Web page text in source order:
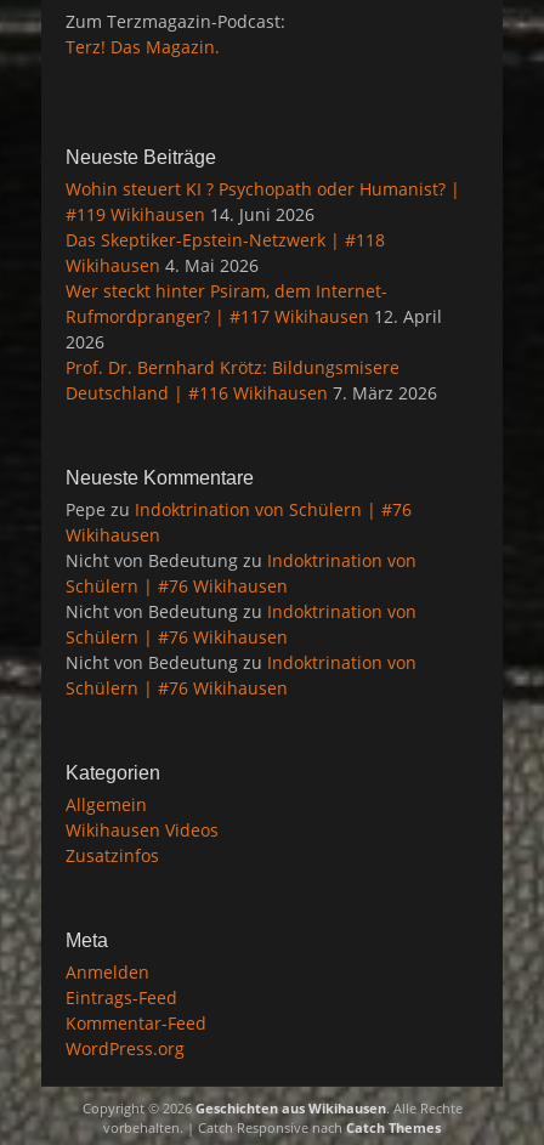
Zum Terzmagazin-Podcast:
Terz! Das Magazin.
Neueste Beiträge
Wohin steuert KI ? Psychopath oder Humanist? |
#119 Wikihausen 14. Juni 2026
Das Skeptiker-Epstein-Netzwerk | #118
Wikihausen 4. Mai 2026
Wer steckt hinter Psiram, dem Internet-
Rufmordpranger? | #117 Wikihausen 12. April
2026
Prof. Dr. Bernhard Krötz: Bildungsmisere
Deutschland | #116 Wikihausen 7. März 2026
Neueste Kommentare
Pepe zu Indoktrination von Schülern | #76
Wikihausen
Nicht von Bedeutung zu Indoktrination von
Schülern | #76 Wikihausen
Nicht von Bedeutung zu Indoktrination von
Schülern | #76 Wikihausen
Nicht von Bedeutung zu Indoktrination von
Schülern | #76 Wikihausen
Kategorien
Allgemein
Wikihausen Videos
Zusatzinfos
Meta
Anmelden
Eintrags-Feed
Kommentar-Feed
WordPress.org
Copyright © 2026Geschichten aus Wikihausen. Alle Rechte
vorbehalten. | Catch Responsive nachCatch Themes